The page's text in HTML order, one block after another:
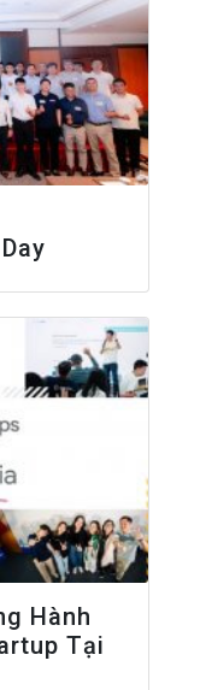
Hành
Tại